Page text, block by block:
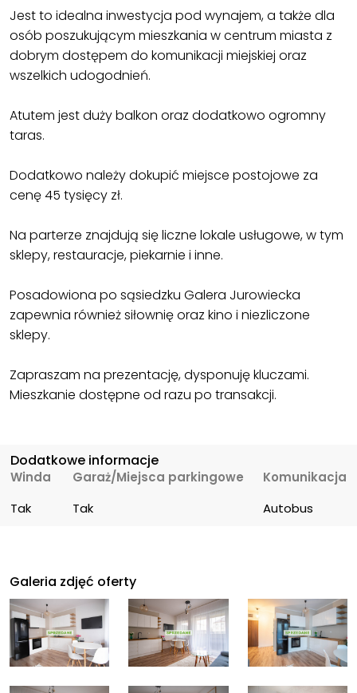
Jest to idealna inwestycja pod wynajem, a także dla
osób poszukującym mieszkania w centrum miasta z
dobrym dostępem do komunikacji miejskiej oraz
wszelkich udogodnień.
Atutem jest duży balkon oraz dodatkowo ogromny
taras.
Dodatkowo należy dokupić miejsce postojowe za
cenę 45 tysięcy zł.
Na parterze znajdują się liczne lokale usługowe, w tym
sklepy, restauracje, piekarnie i inne.
Posadowiona po sąsiedzku Galera Jurowiecka
zapewnia również siłownię oraz kino i niezliczone
sklepy.
Zapraszam na prezentację, dysponuję kluczami.
Mieszkanie dostępne od razu po transakcji.
Dodatkowe informacje
Winda
Tak
Garaż/Miejsca parkingowe
Tak
Komunikacja
Autobus
Galeria zdjęć oferty